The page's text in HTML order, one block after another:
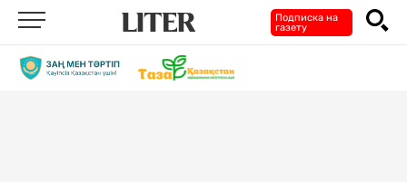
Подписка на
газету